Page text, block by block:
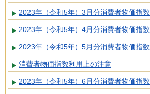
2023年（令和5年）3月分消費者物価指数
2023年（令和5年）4月分消費者物価指数
2023年（令和5年）5月分消費者物価指数
消費者物価指数利用上の注意
2023年（令和5年）6月分消費者物価指数